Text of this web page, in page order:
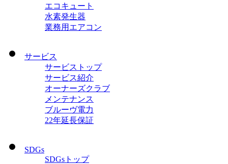
エコキュート
水素発生器
業務用エアコン
サービス
サービストップ
サービス紹介
オーナーズクラブ
メンテナンス
ブルーヴ電力
22年延長保証
SDGs
SDGsトップ